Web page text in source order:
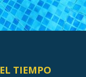
EL TIEMPO